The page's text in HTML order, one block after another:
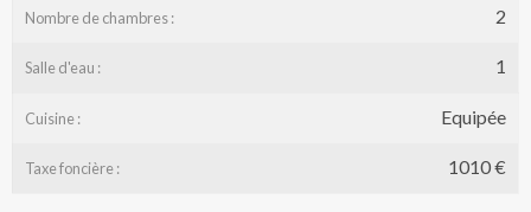
Nombre de chambres : 2
Salle d'eau : 1
Cuisine : Equipée
Taxe foncière : 1010 €